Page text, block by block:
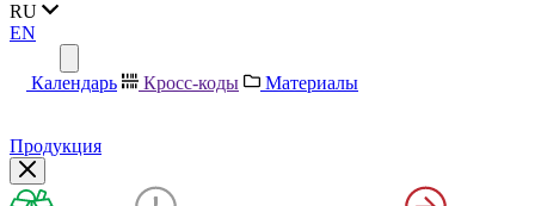
RU
EN
Календарь Кросс-коды Материалы
Продукция